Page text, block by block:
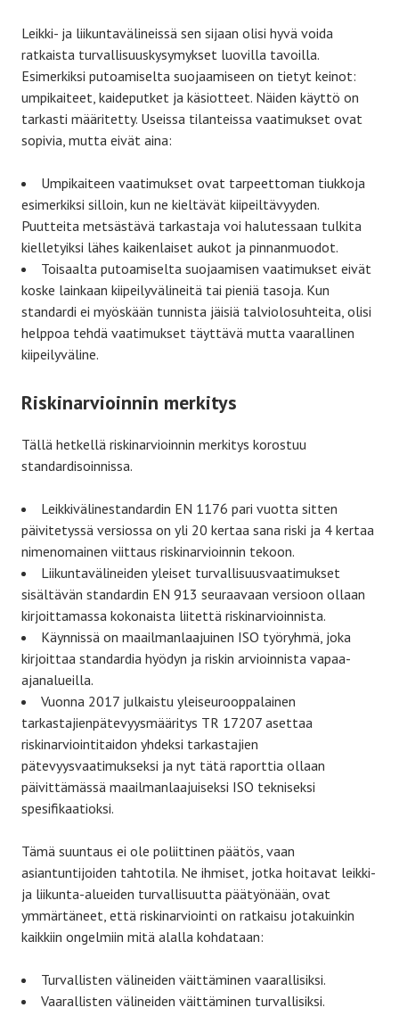
Leikki- ja liikuntavälineissä sen sijaan olisi hyvä voida
ratkaista turvallisuuskysymykset luovilla tavoilla.
Esimerkiksi putoamiselta suojaamiseen on tietyt keinot:
umpikaiteet, kaideputket ja käsiotteet. Näiden käyttö on
tarkasti määritetty. Useissa tilanteissa vaatimukset ovat
sopivia, mutta eivät aina:
Umpikaiteen vaatimukset ovat tarpeettoman tiukkoja
esimerkiksi silloin, kun ne kieltävät kiipeiltävyyden.
Puutteita metsästävä tarkastaja voi halutessaan tulkita
kielletyiksi lähes kaikenlaiset aukot ja pinnanmuodot.
Toisaalta putoamiselta suojaamisen vaatimukset eivät
koske lainkaan kiipeilyvälineitä tai pieniä tasoja. Kun
standardi ei myöskään tunnista jäisiä talviolosuhteita, olisi
helppoa tehdä vaatimukset täyttävä mutta vaarallinen
kiipeilyväline.
Riskinarvioinnin merkitys
Tällä hetkellä riskinarvioinnin merkitys korostuu
standardisoinnissa.
Leikkivälinestandardin EN 1176 pari vuotta sitten
päivitetyssä versiossa on yli 20 kertaa sana riski ja 4 kertaa
nimenomainen viittaus riskinarvioinnin tekoon.
Liikuntavälineiden yleiset turvallisuusvaatimukset
sisältävän standardin EN 913 seuraavaan versioon ollaan
kirjoittamassa kokonaista liitettä riskinarvioinnista.
Käynnissä on maailmanlaajuinen ISO työryhmä, joka
kirjoittaa standardia hyödyn ja riskin arvioinnista vapaa-
ajanalueilla.
Vuonna 2017 julkaistu yleiseurooppalainen
tarkastajienpätevyysmääritys TR 17207 asettaa
riskinarviointitaidon yhdeksi tarkastajien
pätevyysvaatimukseksi ja nyt tätä raporttia ollaan
päivittämässä maailmanlaajuiseksi ISO tekniseksi
spesifikaatioksi.
Tämä suuntaus ei ole poliittinen päätös, vaan
asiantuntijoiden tahtotila. Ne ihmiset, jotka hoitavat leikki-
ja liikunta-alueiden turvallisuutta päätyönään, ovat
ymmärtäneet, että riskinarviointi on ratkaisu jotakuinkin
kaikkiin ongelmiin mitä alalla kohdataan:
Turvallisten välineiden väittäminen vaarallisiksi.
Vaarallisten välineiden väittäminen turvallisiksi.